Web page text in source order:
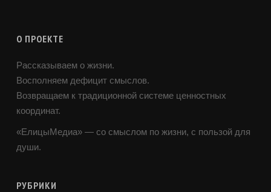
О ПРОЕКТЕ
Рассказываем о жизни.
Восполняем дефицит смыслов.
Возвращаем к традиционной системе ценностных
координат.
«ЕлицыМедиа» — со смыслом по жизни, с пользой для
души.
РУБРИКИ